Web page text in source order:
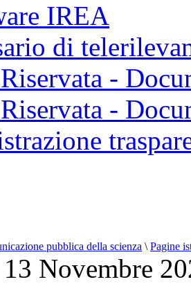
IREA
di
-
-
pubblica della scienza \ Pagine
Novembre